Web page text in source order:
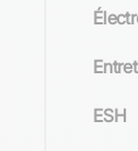
ESH